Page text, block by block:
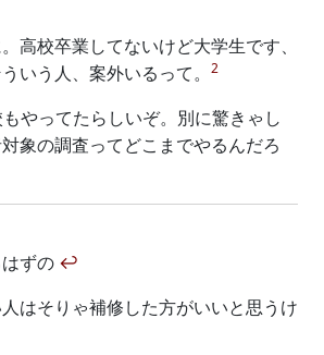
高校卒業してないけど大学生です、
いう人、案外いるって。
2
やってたらしいぞ。別に驚きゃし
象の調査ってどこまでやるんだろ
ずの ↩
はそりゃ補修した方がいいと思うけ